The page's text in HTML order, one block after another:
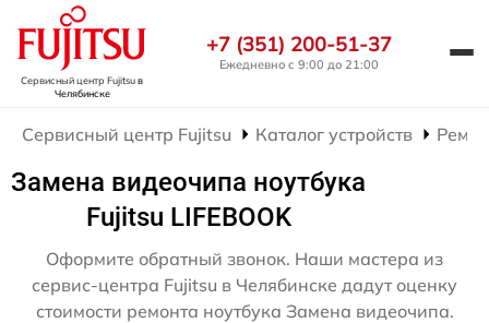
Сервисный центр Fujitsuв
Челябинске
+7 (351) 200-51-37
Ежедневно с 9:00 до 21:00
Сервисный центр Fujitsu Каталог устройств
Замена видеочипа ноутбука
Fujitsu LIFEBOOK
Оформите обратный звонок. Наши мастера из
сервис-центра Fujitsu в Челябинске дадут оценку
стоимости ремонта ноутбука Замена видеочипа.